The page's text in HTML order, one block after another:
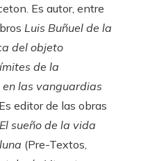
Es autor, entre
Luis Buñuel de la
del objeto
de la
las vanguardias
editor de las obras
El sueño de la vida
(Pre-Textos,